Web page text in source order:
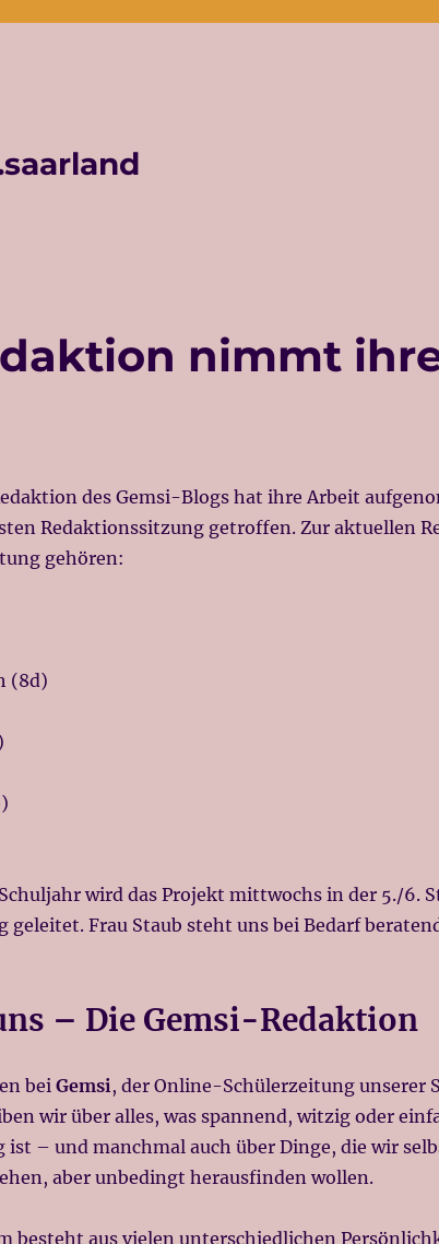
nimmt
des Gemsi-Blogs hat ihre Arbeit
Redaktionssitzung getroffen. Zur aktuellen
gehören:
(8d)
wird das Projekt mittwochs in der 5./6.
geleitet. Frau Staub steht uns bei Bedarf
– Die Gemsi-Redaktion
bei Gemsi, der Online-Schülerzeitung unserer
wir über alles, was spannend, witzig oder
ist – und manchmal auch über Dinge, die wir
aber unbedingt herausfinden wollen.
besteht aus vielen unterschiedlichen